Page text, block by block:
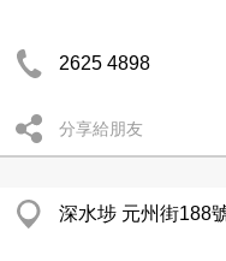
2625 4898
分享給朋友
深水埗 元州街188